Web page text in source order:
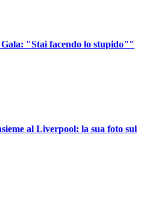
"Stai facendo lo stupido""
al Liverpool: la sua foto sul